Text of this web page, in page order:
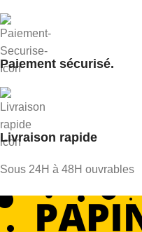
Paiement sécurisé.
Livraison rapide
Sous 24H à 48H ouvrables